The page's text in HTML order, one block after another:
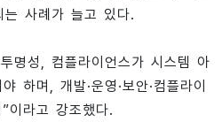
사례가 늘고 있다.
명성, 컴플라이언스가 시스템 아
하며, 개발·운영·보안·컴플라이
이라고 강조했다.